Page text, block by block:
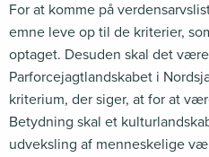
For at komme på
emne leve op til de kriterier,
optaget. Desuden skal det
Parforcejagtlandskabet i
kriterium, der siger, at for at
Betydning skal et
udveksling af menneskelige